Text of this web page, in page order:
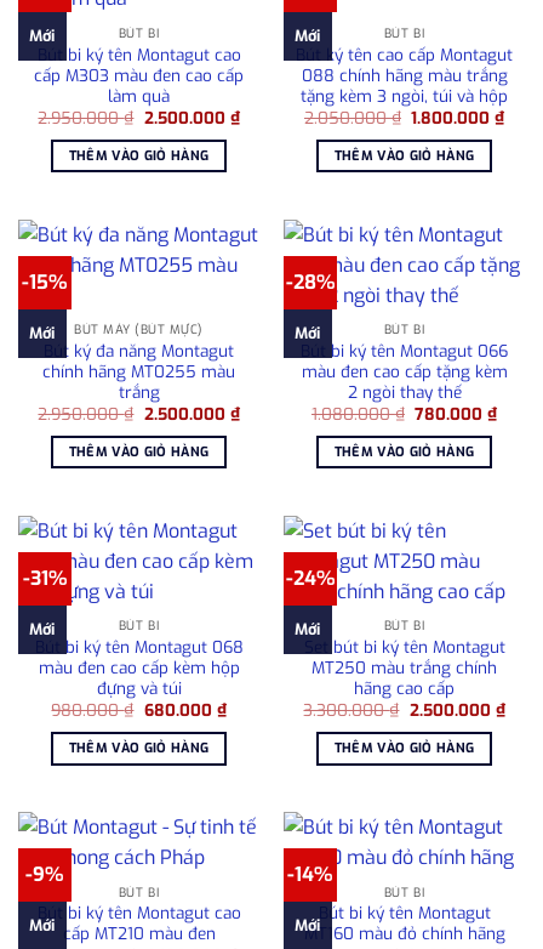
Mới BÚT BI
Bút bi ký tên Montagut cao
cấp M303 màu đen cao cấp
làm quà
2.950.000₫ Giá
là:
2.950.000 ₫.
2.500.000 ₫Giá
hiện
2.500.000 ₫.
THÊM VÀO GIỎ HÀNG
Mới BÚT BI
Bút ký tên cao cấp Montagut
088 chính hãng màu trắng
tặng kèm 3 ngòi, túi và hộp
2.050.000₫ Giá
là:
2.050.000 ₫.
1.800.000₫Giá
hiện
THÊM VÀO GIỎ HÀNG
-15%
Mới BÚT MÁY (BÚT MỰC)
Bút ký đa năng Montagut
chính hãng MT0255 màu
trắng
2.950.000₫ Giá
là:
2.950.000 ₫.
2.500.000 ₫Giá
hiện
2.500.000 ₫.
THÊM VÀO GIỎ HÀNG
-28%
Mới BÚT BI
Bút bi ký tên Montagut 066
màu đen cao cấp tặng kèm
2 ngòi thay thế
1.080.000₫ Giá
là:
1.080.000 ₫.
780.000₫Giá
hiện
THÊM VÀO GIỎ HÀNG
-31%
Mới BÚT BI
Bút bi ký tên Montagut 068
màu đen cao cấp kèm hộp
đựng và túi
980.000₫ Giá
là:
980.000 ₫.
680.000 ₫Giá
680.000 ₫.
THÊM VÀO GIỎ HÀNG
-24%
Mới BÚT BI
Set bút bi ký tên Montagut
MT250 màu trắng chính
hãng cao cấp
3.300.000₫ Giá
là:
3.300.000 ₫.
2.500.000 ₫Giá
THÊM VÀO GIỎ HÀNG
-9%
Mới
BÚT BI
Bút bi ký tên Montagut cao
cấp MT210 màu đen
-14%
Mới
BÚT BI
Bút bi ký tên Montagut
MT160 màu đỏ chính hãng